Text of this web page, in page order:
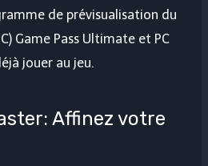
de prévisualisation du
Game Pass Ultimate et PC
jouer au jeu.
Affinez votre